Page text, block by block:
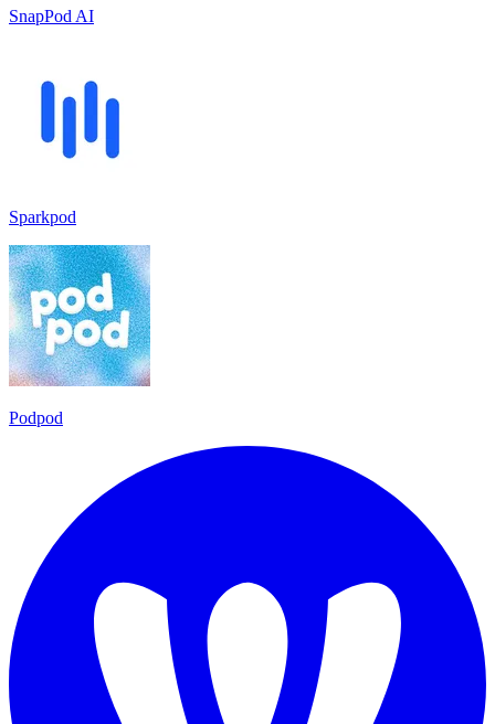
SnapPod AI
Sparkpod
Podpod